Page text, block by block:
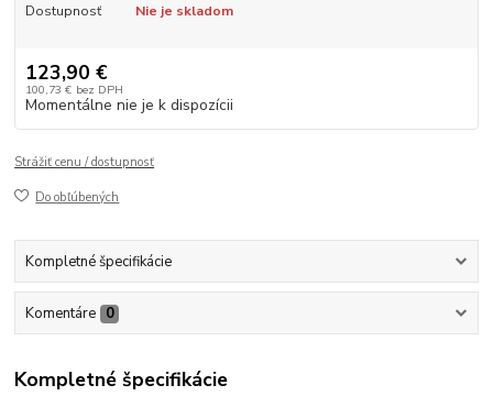
Dostupnosť Nie je skladom
123,90 €
100,73 € bez DPH
Momentálne nie je k dispozícii
Strážiť cenu / dostupnosť
Do obľúbených
Kompletné špecifikácie
Komentáre 0
Kompletné špecifikácie